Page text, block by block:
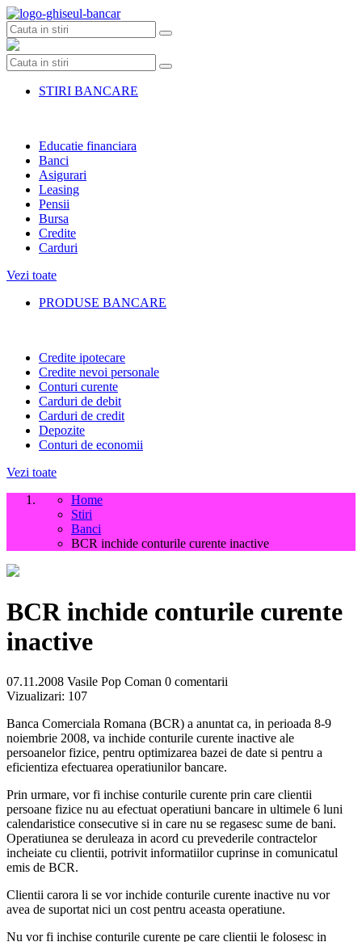
Skip
to
content
STIRI BANCARE
Educatie financiara
Banci
Asigurari
Leasing
Pensii
Bursa
Credite
Carduri
Vezi toate
PRODUSE BANCARE
Credite ipotecare
Credite nevoi personale
Conturi curente
Carduri de debit
Carduri de credit
Depozite
Conturi de economii
Vezi toate
Home
Stiri
Banci
BCR inchide conturile curente inactive
BCR inchide conturile curente
inactive
07.11.2008 Vasile Pop Coman 0 comentarii
Vizualizari: 107
Banca Comerciala Romana (BCR) a anuntat ca, in perioada 8-9
noiembrie 2008, va inchide conturile curente inactive ale
persoanelor fizice, pentru optimizarea bazei de date si pentru a
eficientiza efectuarea operatiunilor bancare.
Prin urmare, vor fi inchise conturile curente prin care clientii
persoane fizice nu au efectuat operatiuni bancare in ultimele 6 luni
calendaristice consecutive si in care nu se regasesc sume de bani.
Operatiunea se deruleaza in acord cu prevederile contractelor
incheiate cu clientii, potrivit informatiilor cuprinse in comunicatul
emis de BCR.
Clientii carora li se vor inchide conturile curente inactive nu vor
avea de suportat nici un cost pentru aceasta operatiune.
Nu vor fi inchise conturile curente pe care clientii le folosesc in